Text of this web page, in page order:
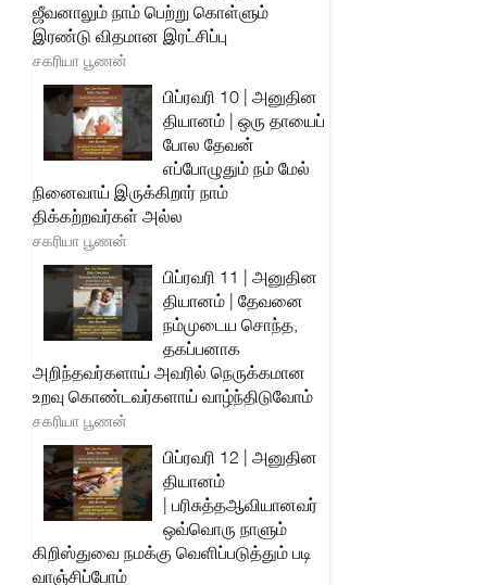
ஜீவனாலும் நாம் பெற்று கொள்ளும்
இரண்டு விதமான இரட்சிப்பு
சகரியா பூணன்
பிப்ரவரி 10 | அனுதின
தியானம் | ஒரு தாயைப்
போல தேவன்
எப்போழுதும் நம் மேல்
நினைவாய் இருக்கிறார் நாம்
திக்கற்றவர்கள் அல்ல
சகரியா பூணன்
பிப்ரவரி 11 | அனுதின
தியானம் | தேவனை
நம்முடைய சொந்த,
தகப்பனாக
அறிந்தவர்களாய் அவரில் நெருக்கமான
உறவு கொண்டவர்களாய் வாழ்ந்திடுவோம்
சகரியா பூணன்
பிப்ரவரி 12 | அனுதின
தியானம்
| பரிசுத்தஆவியானவர்
ஒவ்வொரு நாளும்
கிறிஸ்துவை நமக்கு வெளிப்படுத்தும் படி
வாஞ்சிப்போம்